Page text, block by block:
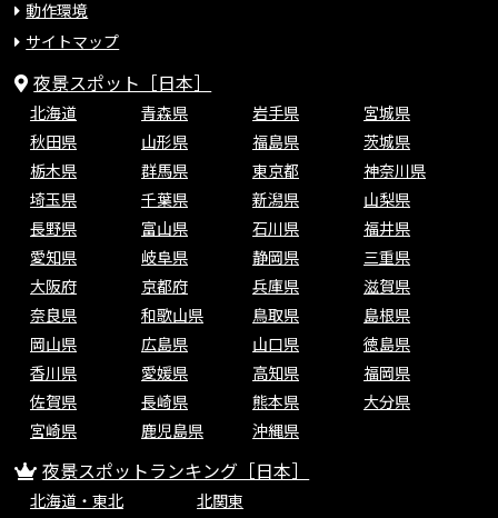
動作環境
サイトマップ
夜景スポット［日本］
北海道 青森県 岩手県
宮城県
秋田県
山形県 福島県
茨城県
栃木県
群馬県 東京都
神奈川県
埼玉県
千葉県 新潟県
山梨県
長野県
富山県 石川県
福井県
愛知県
岐阜県 静岡県
三重県
大阪府
京都府 兵庫県
滋賀県
奈良県
和歌山県 鳥取県
島根県
岡山県
広島県 山口県
徳島県
香川県
愛媛県 高知県
福岡県
佐賀県
長崎県 熊本県
大分県
宮崎県
鹿児島県 沖縄県
夜景スポットランキング［日本］
北海道・東北
北関東